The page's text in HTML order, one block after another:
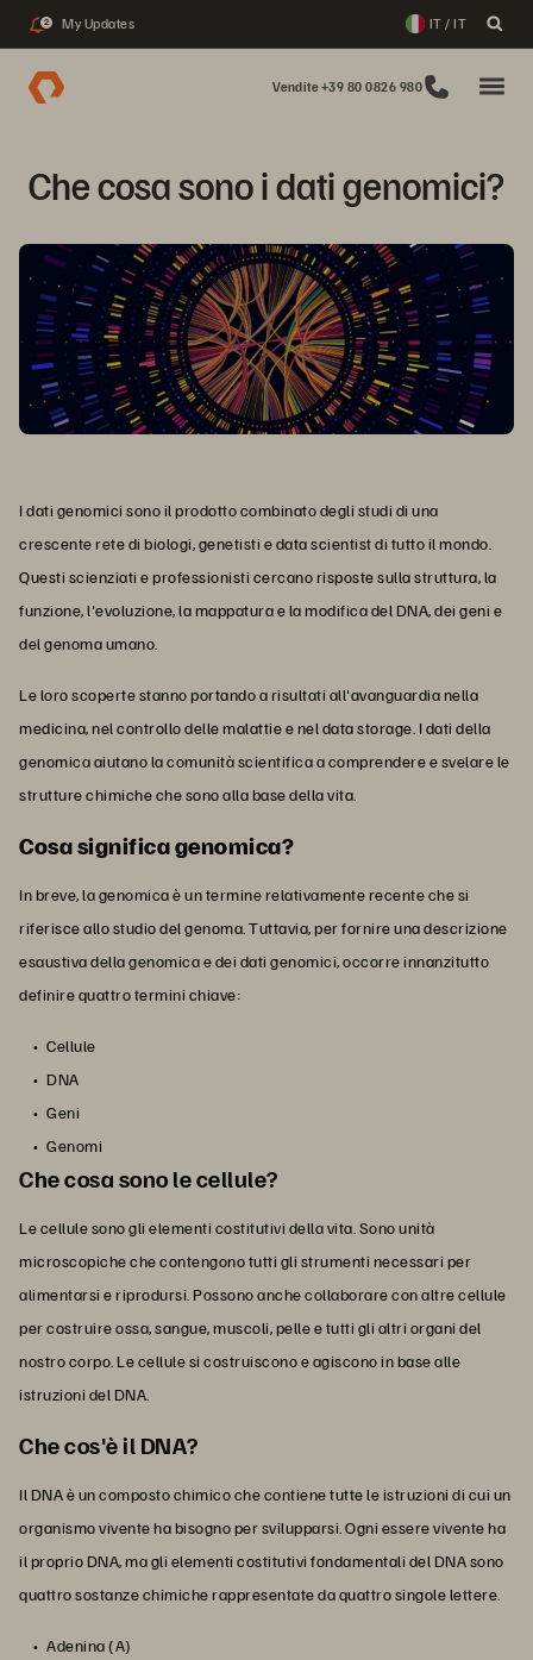
2 My Updates IT / IT
Vendite +39 80 0826 980
Che cosa sono i dati genomici?
I dati genomici sono il prodotto combinato degli studi di una
crescente rete di biologi, genetisti e data scientist di tutto il mondo.
Questi scienziati e professionisti cercano risposte sulla struttura, la
funzione, l'evoluzione, la mappatura e la modifica del DNA, dei geni e
del genoma umano.
Le loro scoperte stanno portando a risultati all'avanguardia nella
medicina, nel controllo delle malattie e nel data storage. I dati della
genomica aiutano la comunità scientifica a comprendere e svelare le
strutture chimiche che sono alla base della vita.
Cosa significa genomica?
In breve, la genomica è un termine relativamente recente che si
riferisce allo studio del genoma. Tuttavia, per fornire una descrizione
esaustiva della genomica e dei dati genomici, occorre innanzitutto
definire quattro termini chiave:
Cellule
DNA
Geni
Genomi
Che cosa sono le cellule?
Le cellule sono gli elementi costitutivi della vita. Sono unità
microscopiche che contengono tutti gli strumenti necessari per
alimentarsi e riprodursi. Possono anche collaborare con altre cellule
per costruire ossa, sangue, muscoli, pelle e tutti gli altri organi del
nostro corpo. Le cellule si costruiscono e agiscono in base alle
istruzioni del DNA.
Che cos'è il DNA?
Il DNA è un composto chimico che contiene tutte le istruzioni di cui un
organismo vivente ha bisogno per svilupparsi. Ogni essere vivente ha
il proprio DNA, ma gli elementi costitutivi fondamentali del DNA sono
quattro sostanze chimiche rappresentate da quattro singole lettere.
Adenina (A)